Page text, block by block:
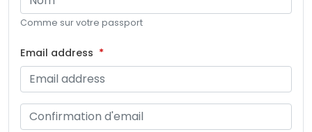
Comme sur votre passport
Email address